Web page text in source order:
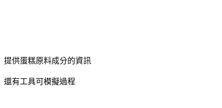
提供蛋糕原料成分的資訊
還有工具可模擬過程